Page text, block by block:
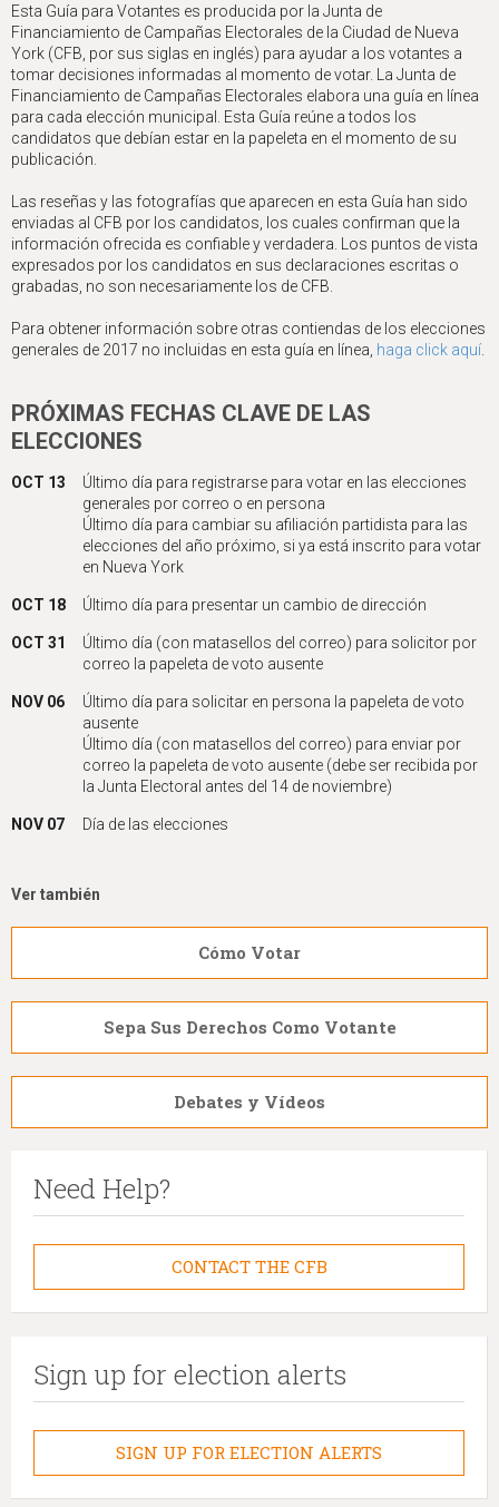
Esta Guía para Votantes es producida por la Junta de
Financiamiento de Campañas Electorales de la Ciudad de Nueva
York (CFB, por sus siglas en inglés) para ayudar a los votantes a
tomar decisiones informadas al momento de votar. La Junta de
Financiamiento de Campañas Electorales elabora una guía en línea
para cada elección municipal. Esta Guía reúne a todos los
candidatos que debían estar en la papeleta en el momento de su
publicación.
Las reseñas y las fotografías que aparecen en esta Guía han sido
enviadas al CFB por los candidatos, los cuales confirman que la
información ofrecida es confiable y verdadera. Los puntos de vista
expresados por los candidatos en sus declaraciones escritas o
grabadas, no son necesariamente los de CFB.
Para obtener información sobre otras contiendas de los elecciones
generales de 2017 no incluidas en esta guía en línea, haga click aquí
PRÓXIMAS FECHAS CLAVE DE LAS
ELECCIONES
OCT 13
Último día para registrarse para votar en las elecciones
generales por correo o en persona
Último día para cambiar su afiliación partidista para las
elecciones del año próximo, si ya está inscrito para votar
en Nueva York
OCT 18 Último día para presentar un cambio de dirección
OCT 31
Último día (con matasellos del correo) para solicitor por
correo la papeleta de voto ausente
NOV 06
Último día para solicitar en persona la papeleta de voto
ausente
Último día (con matasellos del correo) para enviar por
correo la papeleta de voto ausente (debe ser recibida por
la Junta Electoral antes del 14 de noviembre)
NOV 07 Día de las elecciones
Ver también
Cómo Votar
Sepa Sus Derechos Como Votante
Debates y Vídeos
Need Help?
CONTACT THE CFB
Sign up for election alerts
SIGN UP FOR ELECTION ALERTS